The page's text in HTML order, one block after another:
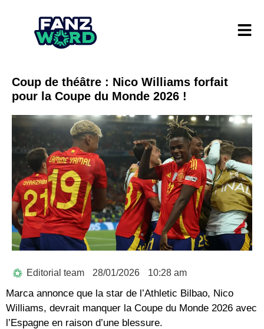
Coup de théâtre : Nico Williams forfait
pour la Coupe du Monde 2026 !
Editorial team 28/01/2026 10:28 am
Marca annonce que la star de l’Athletic Bilbao, Nico
Williams, devrait manquer la Coupe du Monde 2026 avec
l’Espagne en raison d’une blessure.